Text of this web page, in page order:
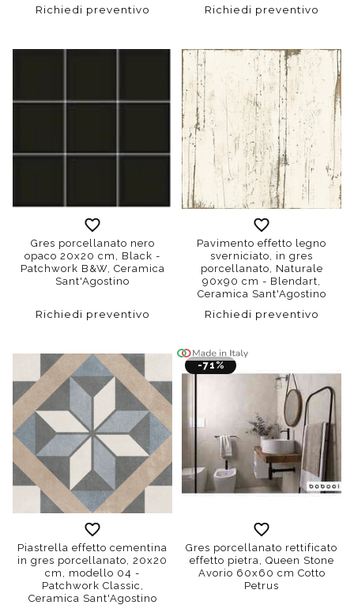
Richiedi preventivo Richiedi preventivo
Gres porcellanato nero
opaco 20x20 cm, Black -
Patchwork B&W, Ceramica
Sant'Agostino
Richiedi preventivo
Pavimento effetto legno
sverniciato, in gres
porcellanato, Naturale
90x90 cm - Blendart,
Ceramica Sant'Agostino
Richiedi preventivo
Piastrella effetto cementina
in gres porcellanato, 20x20
cm, modello 04 -
Patchwork Classic,
Ceramica Sant'Agostino
-71%
Gres porcellanato rettificato
effetto pietra, Queen Stone
Avorio 60x60 cm Cotto
Petrus